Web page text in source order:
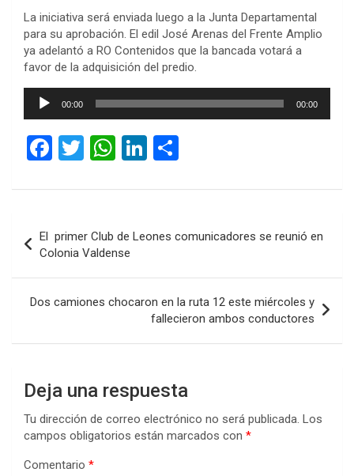
La iniciativa será enviada luego a la Junta Departamental
para su aprobación. El edil José Arenas del Frente Amplio
ya adelantó a RO Contenidos que la bancada votará a
favor de la adquisición del predio.
Reproductor
00:00 00:00
F
ce
o
o
k
T
tt
W
at
A
p
p
Li
ke
n
m
ar
tir
de
entradas
El primer Club de Leones comunicadores se reunió en
Colonia Valdense
Dos camiones chocaron en la ruta 12 este miércoles y
fallecieron ambos conductores
Deja una respuesta
Tu dirección de correo electrónico no será publicada. Los
campos obligatorios están marcados con *
Comentario *